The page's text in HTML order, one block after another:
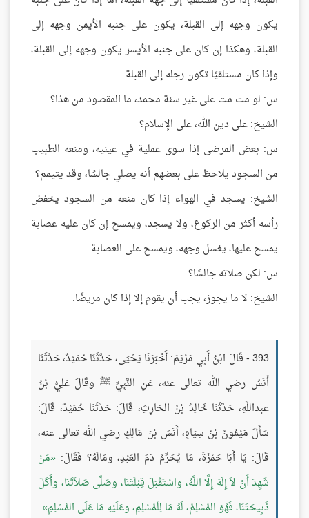
يكون وجهه إلى القبلة، يكون على جنبه الأيمن وجهه إلى
القبلة، وهكذا إن كان على جنبه الأيسر يكون وجهه إلى القبلة،
وإذا كان مستلقيًا تكون رجله إلى القبلة.
س: لو مت مت على غير سنة محمد، ما المقصود من هذا؟
الشيخ: على دين الله، على الإسلام؟
س: بعض المرضى إذا سوى عملية في عينيه، ومنعه الطبيب
من السجود يلاحظ على بعضهم أنه يصلي جالسًا، وقد يتيمم؟
الشيخ: يسجد في الهواء إذا كان منعه من السجود يخفض
رأسه أكثر من الركوع، ولا يسجد، ويمسح إن كان عليه عصابة
يمسح عليها، يغسل وجهه، ويمسح على العصابة.
س: لكن صلاته جالسًا؟
الشيخ: لا ما يجوز، يجب أن يقوم إلا إذا كان مريضًا.
393 - قَالَ ابْنُ أَبِي مَرْيَمَ: أَخْبَرَنَا يَحْيَى، حَدَّثَنَا حُمَيْدٌ، حَدَّثَنَا
أَنَسٌ رضي الله تعالى عنه، عَنِ النَّبِيِّ ﷺ وقَالَ عَلِيُّ بْنُ
عبداللَّهِ، حَدَّثَنَا خَالِدُ بْنُ الحَارِثِ، قَالَ: حَدَّثَنَا حُمَيْدٌ، قَالَ:
سَأَلَ مَيْمُونُ بْنُ سِيَاهٍ، أَنَسَ بْنَ مَالِكٍ رضي الله تعالى عنه،
قَالَ: يَا أَبَا حَمْزَةَ، مَا يُحَرِّمُ دَمَ العَبْدِ، ومَالَهُ؟ فَقَالَ:
مَنْ
شَهِدَ أَنْ لاَ إِلَهَ إِلَّا اللَّهُ، واسْتَقْبَلَ قِبْلَتَنَا، وصَلَّى صَلاَتَنَا، وأَكَلَ
ذَبِيحَتَنَا، فَهُوَ المُسْلِمُ، لَهُ مَا لِلْمُسْلِمِ، وعَلَيْهِ مَا عَلَى المُسْلِمِ .